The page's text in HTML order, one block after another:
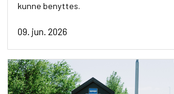
kunne benyttes.
09. jun. 2026